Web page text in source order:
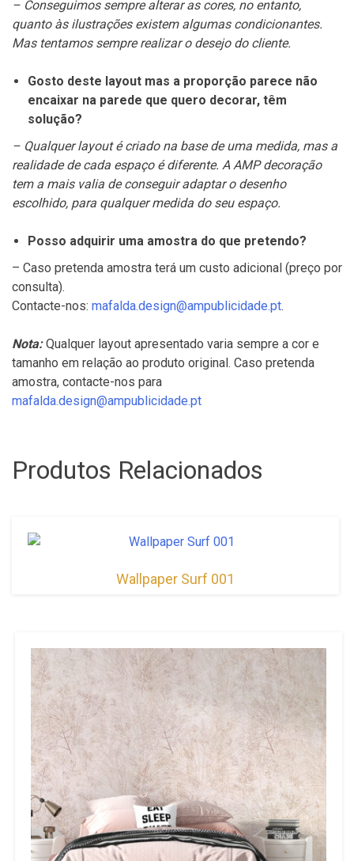
– Conseguimos sempre alterar as cores, no entanto,
quanto às ilustrações existem algumas condicionantes.
Mas tentamos sempre realizar o desejo do cliente.
Gosto deste layout mas a proporção parece não
encaixar na parede que quero decorar, têm
solução?
– Qualquer layout é criado na base de uma medida, mas a
realidade de cada espaço é diferente. A AMP decoração
tem a mais valia de conseguir adaptar o desenho
escolhido, para qualquer medida do seu espaço.
Posso adquirir uma amostra do que pretendo?
– Caso pretenda amostra terá um custo adicional (preço por
consulta).
Contacte-nos: mafalda.design@ampublicidade.pt.
Nota:Qualquer layout apresentado varia sempre a cor e
tamanho em relação ao produto original. Caso pretenda
amostra, contacte-nos para
mafalda.design@ampublicidade.pt
Produtos Relacionados
Wallpaper Surf 001